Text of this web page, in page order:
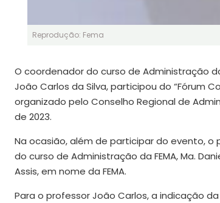
Reprodução: Fema
O coordenador do curso de Administração
João Carlos da Silva, participou do “Fórum
organizado pelo Conselho Regional de
de 2023.
Na ocasião, além de participar do evento,
do curso de Administração da FEMA, Ma.
Assis, em nome da FEMA.
Para o professor João Carlos, a indicação